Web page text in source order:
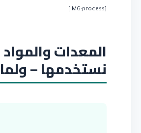
المعدات والمواد
نستخدمها –